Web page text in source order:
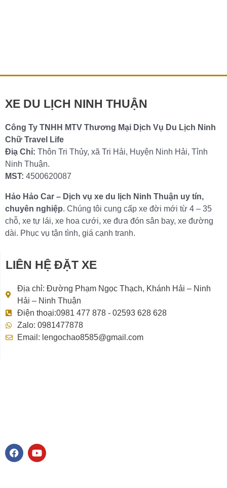
XE DU LỊCH NINH THUẬN
Công Ty TNHH MTV Thương Mại Dịch Vụ Du Lịch Ninh
Chữ Travel Life
Điạ Chỉ: Thôn Tri Thủy, xã Tri Hải, Huyện Ninh Hải, Tỉnh
Ninh Thuận.
MST: 4500620087
Hảo Hảo Car – Dịch vụ xe du lịch Ninh Thuận uy tín,
chuyên nghiệp. Chúng tôi cung cấp xe đời mới từ 4 – 35
chỗ, xe tự lái, xe hoa cưới, xe đưa đón sân bay, xe đường
dài. Phục vụ tận tình, giá cạnh tranh.
LIÊN HỆ ĐẶT XE
Địa chỉ: Đường Phạm Ngọc Thạch, Khánh Hải – Ninh
Hải – Ninh Thuận
Điện thoại:0981 477 878 - 02593 628 628
Zalo: 0981477878
Email: lengochao8585@gmail.com
F
a
Y
o